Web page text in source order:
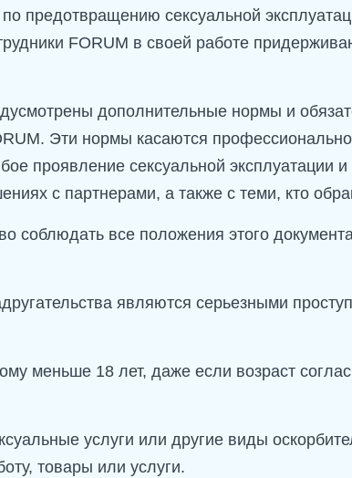
предотвращению сексуальной
FORUM в своей работе
дополнительные нормы и
Эти нормы касаются
проявление сексуальной эксплуатации и
с партнерами, а также с теми, кто
соблюдать все положения этого
являются серьезными
меньше 18 лет, даже если возраст
услуги или другие виды
товары или услуги.